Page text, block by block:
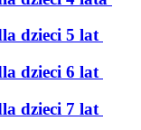
dzieci 5 lat
dzieci 6 lat
dzieci 7 lat